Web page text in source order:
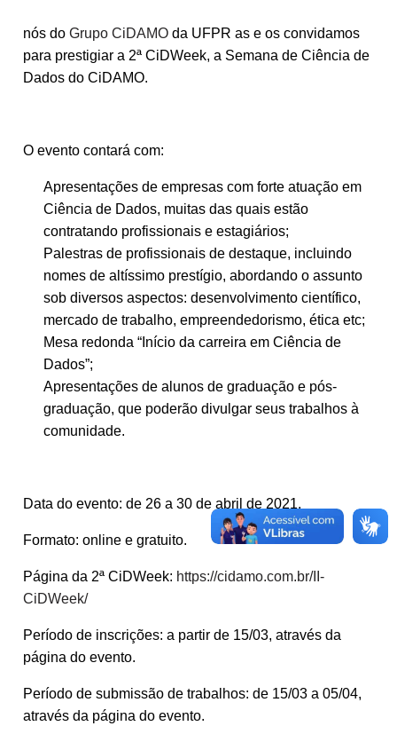
nós do Grupo CiDAMO da UFPR as e os convidamos
para prestigiar a 2ª CiDWeek, a Semana de Ciência de
Dados do CiDAMO.
O evento contará com:
Apresentações de empresas com forte atuação em
Ciência de Dados, muitas das quais estão
contratando profissionais e estagiários;
Palestras de profissionais de destaque, incluindo
nomes de altíssimo prestígio, abordando o assunto
sob diversos aspectos: desenvolvimento científico,
mercado de trabalho, empreendedorismo, ética etc;
Mesa redonda “Início da carreira em Ciência de
Dados”;
Apresentações de alunos de graduação e pós-
graduação, que poderão divulgar seus trabalhos à
comunidade.
Data do evento: de 26 a 30 de abril de 2021.
Formato: online e gratuito.
Página da 2ª CiDWeek: https://cidamo.com.br/II-
CiDWeek/
Período de inscrições: a partir de 15/03, através da
página do evento.
Período de submissão de trabalhos: de 15/03 a 05/04,
através da página do evento.